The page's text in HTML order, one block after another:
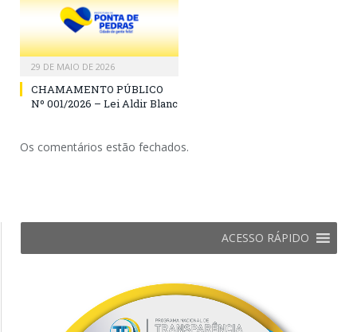
29 DE MAIO DE 2026
CHAMAMENTO PÚBLICO
Nº 001/2026 – Lei Aldir Blanc
Os comentários estão fechados.
ACESSO RÁPIDO